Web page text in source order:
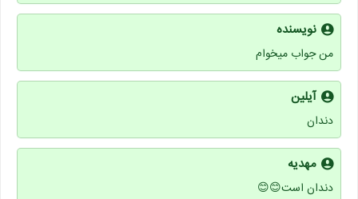
نویسنده
من جواب ميخوام
آیلین
دندان
مهدیه
دندان است😊😊